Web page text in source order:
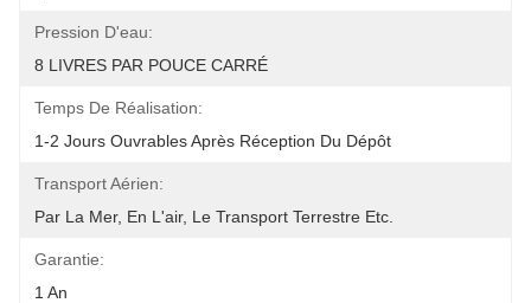
Pression D'eau:
8 LIVRES PAR POUCE CARRÉ
Temps De Réalisation:
1-2 Jours Ouvrables Après Réception Du Dépôt
Transport Aérien:
Par La Mer, En L'air, Le Transport Terrestre Etc.
Garantie:
1 An